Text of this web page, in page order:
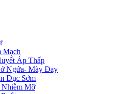
Mạch
Áp Thấp
Ngứa- Mày Đay
Dục Sớm
Mỡ